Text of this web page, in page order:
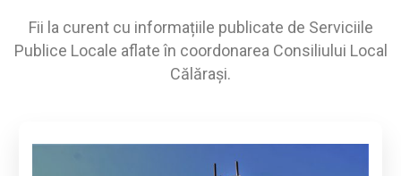
video, bazat
pe
instrumente
Fii la curent cu informațiile publicate de Serviciile
Publice Locale aflate în coordonarea Consiliului Local
Călărași.